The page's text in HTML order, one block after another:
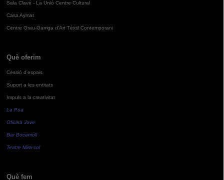
Sala Clavé - La Unió Centre Cultural
Casa Aymat
Centre Grau-Garriga d'Art Tèxtil Contemporani
Què oferim
Cessió d'espais
Suport a les entitats
Impuls a la creativitat
La Pua
Oficina Jove
Bar Bocamoll
Teatre Mira-sol
Què fem